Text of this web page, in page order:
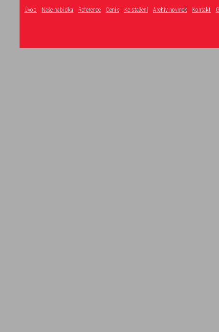
Úvod Naše nabídka Reference Ceník Ke stažení Archiv novinek Kontakt